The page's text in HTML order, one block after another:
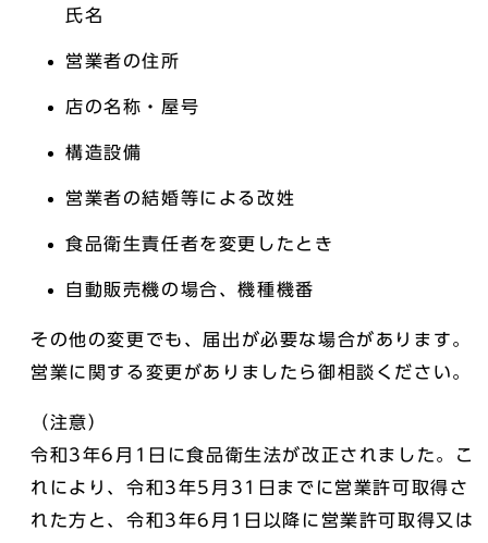
氏名
営業者の住所
店の名称・屋号
構造設備
営業者の結婚等による改姓
食品衛生責任者を変更したとき
自動販売機の場合、機種機番
その他の変更でも、届出が必要な場合があります。
営業に関する変更がありましたら御相談ください。
（注意）
令和3年6月1日に食品衛生法が改正されました。こ
れにより、令和3年5月31日までに営業許可取得さ
れた方と、令和3年6月1日以降に営業許可取得又は